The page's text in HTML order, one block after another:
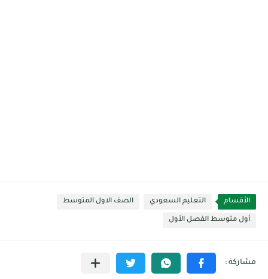
الأقسام التعليم السعودي الصف الاول المتوسط
أول متوسط الفصل الأول